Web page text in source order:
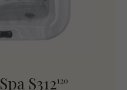
Spa S312120